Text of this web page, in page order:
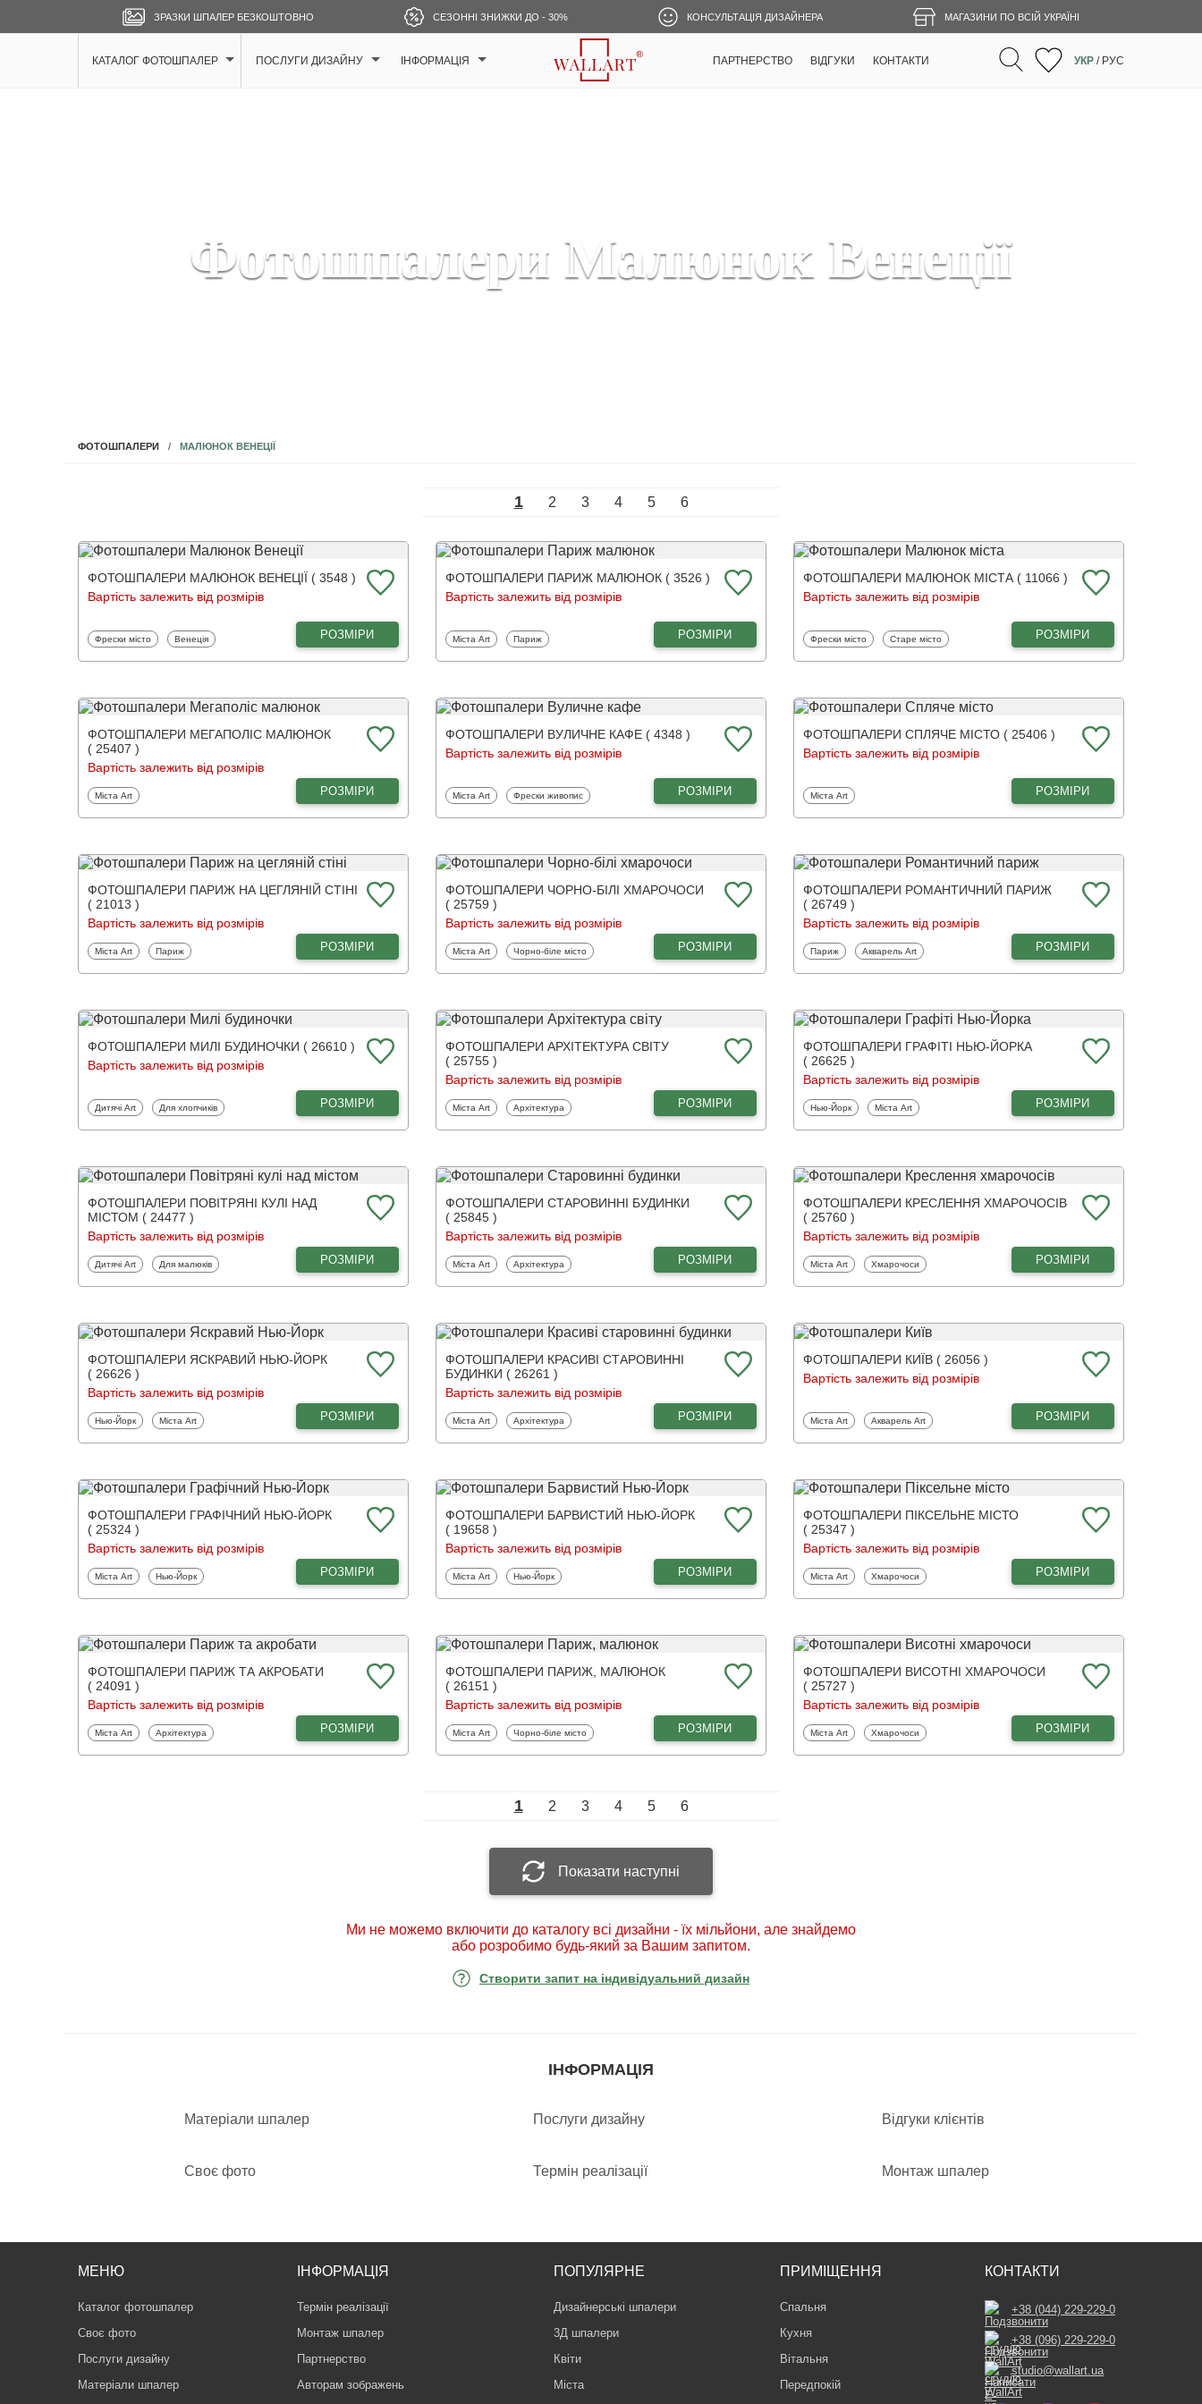
ЗРАЗКИ ШПАЛЕР БЕЗКОШТОВНО СЕЗОННІ ЗНИЖКИ ДО - 30% КОНСУЛЬТАЦІЯ ДИЗАЙНЕРА МАГАЗИНИ ПО ВСІЙ УКРАЇНІ
КАТАЛОГ ФОТОШПАЛЕР ПОСЛУГИ ДИЗАЙНУ ІНФОРМАЦІЯ ПАРТНЕРСТВО ВІДГУКИ КОНТАКТИ УКР / РУС
Фотошпалери Малюнок Венеції
ФОТОШПАЛЕРИ МАЛЮНОК ВЕНЕЦІЇ
1 2 3 4 5 6
ФОТОШПАЛЕРИ МАЛЮНОК ВЕНЕЦІЇ ( 3548 )
Вартість залежить від розмірів
Фотошпалери
Фрески місто Фотошпалери
Венеція РОЗМІРИ
ФОТОШПАЛЕРИ ПАРИЖ МАЛЮНОК ( 3526 )
Вартість залежить від розмірів
Фотошпалери
Міста Art Фотошпалери
Париж РОЗМІРИ
ФОТОШПАЛЕРИ МАЛЮНОК МІСТА ( 11066 )
Вартість залежить від розмірів
Фотошпалери
Фрески місто Фотошпалери
Старе місто РОЗМІРИ
ФОТОШПАЛЕРИ МЕГАПОЛІС МАЛЮНОК
( 25407 )
Вартість залежить від розмірів
Фотошпалери
Міста Art РОЗМІРИ
ФОТОШПАЛЕРИ ВУЛИЧНЕ КАФЕ ( 4348 )
Вартість залежить від розмірів
Фотошпалери
Міста Art Фотошпалери
Фрески живопис РОЗМІРИ
ФОТОШПАЛЕРИ СПЛЯЧЕ МІСТО ( 25406 )
Вартість залежить від розмірів
Фотошпалери
Міста Art РОЗМІРИ
ФОТОШПАЛЕРИ ПАРИЖ НА ЦЕГЛЯНІЙ СТІНІ
( 21013 )
Вартість залежить від розмірів
Фотошпалери
Міста Art Фотошпалери
Париж РОЗМІРИ
ФОТОШПАЛЕРИ ЧОРНО-БІЛІ ХМАРОЧОСИ
( 25759 )
Вартість залежить від розмірів
Фотошпалери
Міста Art Фотошпалери
Чорно-біле місто РОЗМІРИ
ФОТОШПАЛЕРИ РОМАНТИЧНИЙ ПАРИЖ
( 26749 )
Вартість залежить від розмірів
Фотошпалери
Париж Фотошпалери
Акварель Art РОЗМІРИ
ФОТОШПАЛЕРИ МИЛІ БУДИНОЧКИ ( 26610 )
Вартість залежить від розмірів
Фотошпалери
Дитячі Art Фотошпалери
Для хлопчиків РОЗМІРИ
ФОТОШПАЛЕРИ АРХІТЕКТУРА СВІТУ
( 25755 )
Вартість залежить від розмірів
Фотошпалери
Міста Art Фотошпалери
Архітектура РОЗМІРИ
ФОТОШПАЛЕРИ ГРАФІТІ НЬЮ-ЙОРКА
( 26625 )
Вартість залежить від розмірів
Фотошпалери
Нью-Йорк Фотошпалери
Міста Art РОЗМІРИ
ФОТОШПАЛЕРИ ПОВІТРЯНІ КУЛІ НАД
МІСТОМ ( 24477 )
Вартість залежить від розмірів
Фотошпалери
Дитячі Art Фотошпалери
Для малюків РОЗМІРИ
ФОТОШПАЛЕРИ СТАРОВИННІ БУДИНКИ
( 25845 )
Вартість залежить від розмірів
Фотошпалери
Міста Art Фотошпалери
Архітектура РОЗМІРИ
ФОТОШПАЛЕРИ КРЕСЛЕННЯ ХМАРОЧОСІВ
( 25760 )
Вартість залежить від розмірів
Фотошпалери
Міста Art Фотошпалери
Хмарочоси РОЗМІРИ
ФОТОШПАЛЕРИ ЯСКРАВИЙ НЬЮ-ЙОРК
( 26626 )
Вартість залежить від розмірів
Фотошпалери
Нью-Йорк Фотошпалери
Міста Art РОЗМІРИ
ФОТОШПАЛЕРИ КРАСИВІ СТАРОВИННІ
БУДИНКИ ( 26261 )
Вартість залежить від розмірів
Фотошпалери
Міста Art Фотошпалери
Архітектура РОЗМІРИ
ФОТОШПАЛЕРИ КИЇВ ( 26056 )
Вартість залежить від розмірів
Фотошпалери
Міста Art Фотошпалери
Акварель Art РОЗМІРИ
ФОТОШПАЛЕРИ ГРАФІЧНИЙ НЬЮ-ЙОРК
( 25324 )
Вартість залежить від розмірів
Фотошпалери
Міста Art Фотошпалери
Нью-Йорк РОЗМІРИ
ФОТОШПАЛЕРИ БАРВИСТИЙ НЬЮ-ЙОРК
( 19658 )
Вартість залежить від розмірів
Фотошпалери
Міста Art Фотошпалери
Нью-Йорк РОЗМІРИ
ФОТОШПАЛЕРИ ПІКСЕЛЬНЕ МІСТО
( 25347 )
Вартість залежить від розмірів
Фотошпалери
Міста Art Фотошпалери
Хмарочоси РОЗМІРИ
ФОТОШПАЛЕРИ ПАРИЖ ТА АКРОБАТИ
( 24091 )
Вартість залежить від розмірів
Фотошпалери
Міста Art Фотошпалери
Архітектура РОЗМІРИ
ФОТОШПАЛЕРИ ПАРИЖ, МАЛЮНОК
( 26151 )
Вартість залежить від розмірів
Фотошпалери
Міста Art Фотошпалери
Чорно-біле місто РОЗМІРИ
ФОТОШПАЛЕРИ ВИСОТНІ ХМАРОЧОСИ
( 25727 )
Вартість залежить від розмірів
Фотошпалери
Міста Art Фотошпалери
Хмарочоси РОЗМІРИ
1 2 3 4 5 6
Показати наступні
Ми не можемо включити до каталогу всі дизайни - їх мільйони, але знайдемо
або розробимо будь-який за Вашим запитом.
Створити запит на індивідуальний дизайн
ІНФОРМАЦІЯ
Матеріали шпалер Послуги дизайну Відгуки клієнтів
Своє фото Термін реалізації Монтаж шпалер
МЕНЮ
Каталог фотошпалер
Своє фото
Послуги дизайну
Матеріали шпалер
ІНФОРМАЦІЯ
Термін реалізації
Монтаж шпалер
Партнерство
Авторам зображень
ПОПУЛЯРНЕ
Дизайнерські шпалери
3Д шпалери
Квіти
Міста
ПРИМІЩЕННЯ
Спальня
Кухня
Вітальня
Передпокій
КОНТАКТИ
+38 (044) 229-229-0
+38 (096) 229-229-0
studio@wallart.ua